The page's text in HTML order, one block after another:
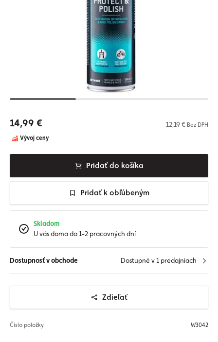
14,99 € 12,19 € Bez DPH
Vývoj ceny
Pridať do košíka
Pridať k obľúbeným
Skladom
U vás doma do 1-2 pracovných dní
Dostupnosť v obchode Dostupné v 1 predajniach
Zdieľať
Číslo položky W3042